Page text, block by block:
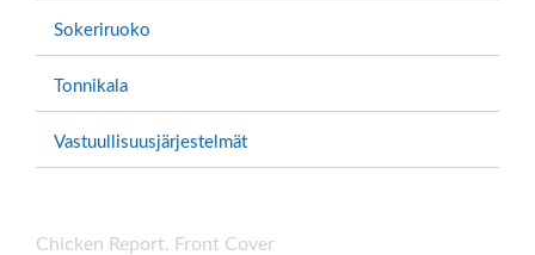
Sokeriruoko
Tonnikala
Vastuullisuusjärjestelmät
Chicken Report. Front Cover